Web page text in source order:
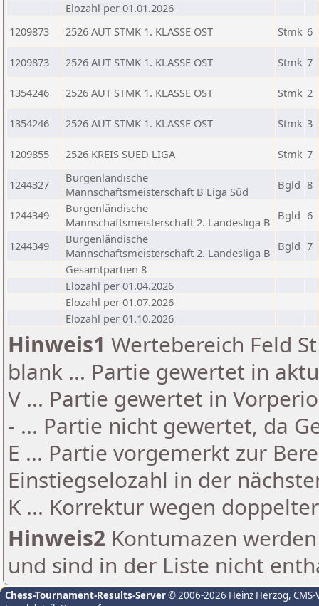
Elozahl per 01.01.2026
1209873
2526 AUT STMK 1. KLASSE OST Stmk 6
1209873 2526 AUT STMK 1. KLASSE OST Stmk 7
1354246 2526 AUT STMK 1. KLASSE OST Stmk 2
1354246 2526 AUT STMK 1. KLASSE OST Stmk 3
1209855 2526 KREIS SUED LIGA Stmk 7
1244327
Burgenländische
Mannschaftsmeisterschaft B Liga Süd
Bgld 8
1244349
Burgenländische
Mannschaftsmeisterschaft 2. Landesliga B Bgld 6
1244349
Burgenländische
Mannschaftsmeisterschaft 2. Landesliga B Bgld 7
Gesamtpartien 8
Elozahl per 01.04.2026
Elozahl per 01.07.2026
Elozahl per 01.10.2026
Hinweis1 Wertebereich Feld
blank ... Partie gewertet in
V ... Partie gewertet in
- ... Partie nicht gewertet, da
E ... Partie vorgemerkt zur
Einstiegselozahl in der
K ... Korrektur wegen
Hinweis2 Kontumazen
und sind in der Liste nicht
Chess-Tournament-Results-Server© 2006-2026 Heinz Herzog,